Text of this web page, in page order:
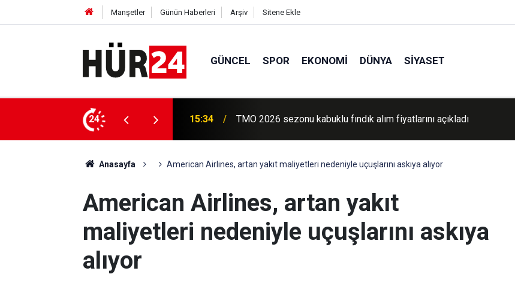
Manşetler Günün Haberleri Arşiv Sitene Ekle
GÜNCEL SPOR EKONOMI DÜNYA SIYASET
24
fiyatlarını açıkladı 15:25 Siirt'te koruma altındaki 5 yaban keçisini avlayanlara 6 yıl sonra ceza
Anasayfa American Airlines, artan yakıt maliyetleri nedeniyle uçuşlarını askıya alıyor
American Airlines, artan yakıt
maliyetleri nedeniyle uçuşlarını askıya
alıyor